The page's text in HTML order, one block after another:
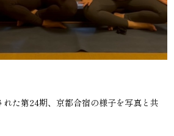
た第24期、京都合宿の様子を写真と共